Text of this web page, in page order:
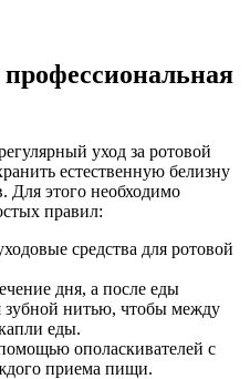
уход за ротовой
естественную белизну
Для этого необходимо
правил:
средства для ротовой
дня, а после еды
зубной нитью, чтобы между
еды.
ополаскивателей с
приема пищи.